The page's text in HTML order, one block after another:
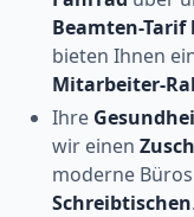
Beamten-Tarif
bieten Ihnen
Mitarbeiter-
Ihre
wir einen
moderne
Schreibtischen.